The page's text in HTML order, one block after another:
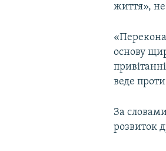
життя», не
основу
веде
За
розвиток